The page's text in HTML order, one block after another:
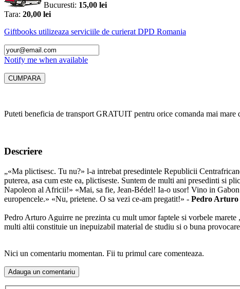
Bucuresti: 15,00 lei
Tara: 20,00 lei
Giftbooks utilizeaza serviciile de curierat DPD Romania
Notify me when available
Puteti beneficia de transport GRATUIT pentru orice comanda mai mare
Descriere
„«Ma plictisesc. Tu nu?» l-a intrebat presedintele Republicii
puterea, asa cum este ea, plictiseste. Suntem de multi ani presedinti si
Napoleon al Africii!» «Mai, sa fie, Jean-Bédel! Ia-o usor! Vino in Gabon
europencele.» «Nu, prietene. O sa vezi ce-am pregatit!» - Pedro
Pedro Arturo Aguirre ne prezinta cu mult umor faptele si vorbele
multi altii constituie un inepuizabil material de studiu si o buna
Nici un comentariu momentan. Fii tu primul care comenteaza.